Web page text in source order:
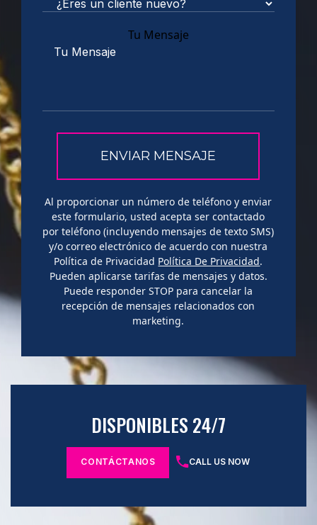
Tu Mensaje
Al proporcionar un número de teléfono y enviar
este formulario, usted acepta ser contactado
por teléfono (incluyendo mensajes de texto SMS)
y/o correo electrónico de acuerdo con nuestra
Política de Privacidad Política De Privacidad.
Pueden aplicarse tarifas de mensajes y datos.
Puede responder STOP para cancelar la
recepción de mensajes relacionados con
marketing.
DISPONIBLES 24/7
CONTÁCTANOS CALL US NOW